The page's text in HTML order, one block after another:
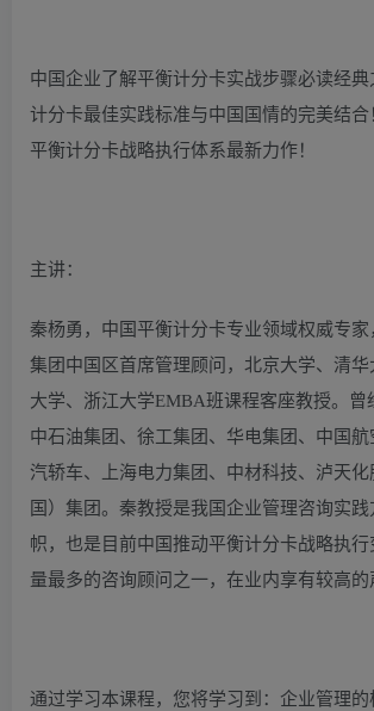
中国企业了解平衡计分卡实战步骤必读经
计分卡最佳实践标准与中国国情的完美结合
平衡计分卡战略执行体系最新力作！
主讲：
秦杨勇，中国平衡计分卡专业领域权威专
集团中国区首席管理顾问，北京大学、清
大学、浙江大学EMBA班课程客座教授。曾
中石油集团、徐工集团、华电集团、中国
汽轿车、上海电力集团、中材科技、泸天化
国）集团。秦教授是我国企业管理咨询实
帜，也是目前中国推动平衡计分卡战略执
量最多的咨询顾问之一，在业内享有较高的
通过学习本课程，您将学习到：企业管理